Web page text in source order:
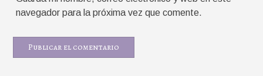
navegador para la próxima vez que comente.